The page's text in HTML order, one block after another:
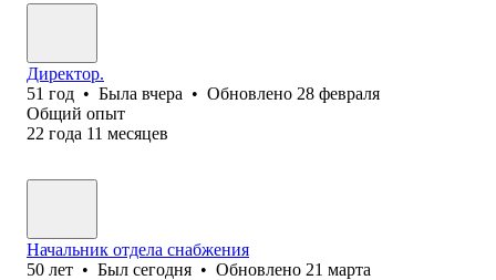
Директор.
51 год • Была вчера • Обновлено 28 февраля
Общий опыт
22 года 11 месяцев
Начальник отдела снабжения
50 лет • Был сегодня • Обновлено 21 марта